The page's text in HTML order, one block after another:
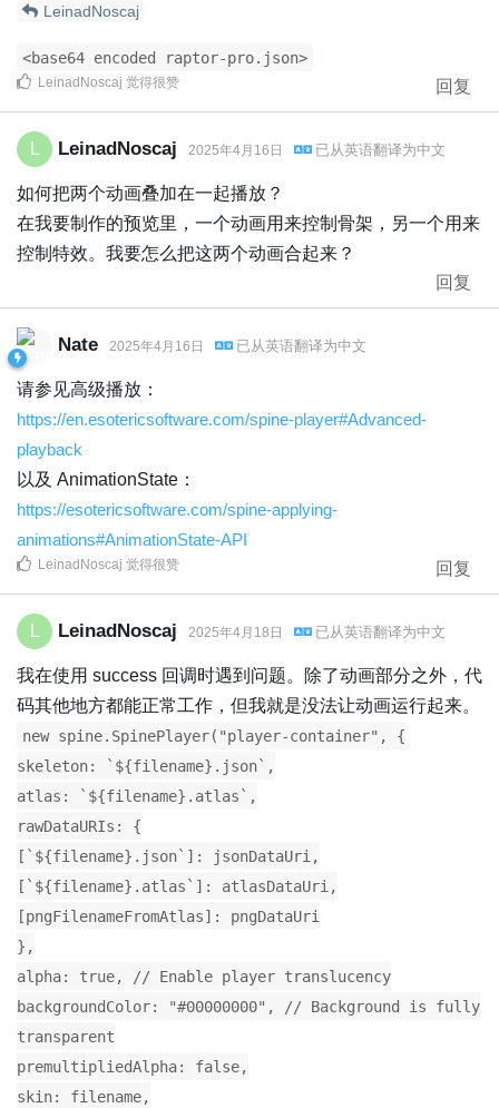
LeinadNoscaj
<base64 encoded raptor-pro.json>
回复
LeinadNoscaj 觉得很赞
LeinadNoscaj 2025年4月16日 已从英语翻译为中文
如何把两个动画叠加在一起播放？
在我要制作的预览里，一个动画用来控制骨架，另一个用来
控制特效。我要怎么把这两个动画合起来？
回复
Nate 2025年4月16日 已从英语翻译为中文
请参见高级播放：
https://en.esotericsoftware.com/spine-player#Advanced-
playback
以及 AnimationState：
https://esotericsoftware.com/spine-applying-
animations#AnimationState-API
回复
LeinadNoscaj 觉得很赞
LeinadNoscaj 2025年4月18日 已从英语翻译为中文
我在使用 success 回调时遇到问题。除了动画部分之外，代
码其他地方都能正常工作，但我就是没法让动画运行起来。
new spine.SpinePlayer("player-container", {
skeleton: `${filename}.json`,
atlas: `${filename}.atlas`,
rawDataURIs: {
[`${filename}.json`]: jsonDataUri,
[`${filename}.atlas`]: atlasDataUri,
[pngFilenameFromAtlas]: pngDataUri
},
alpha: true, // Enable player translucency
backgroundColor: "#00000000", // Background is fully
transparent
premultipliedAlpha: false,
skin: filename,